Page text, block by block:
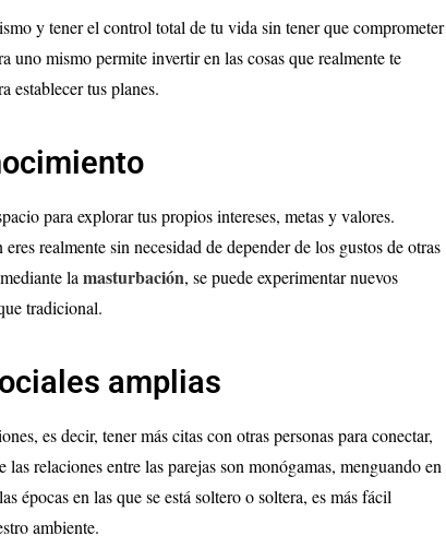
y tener el control total de tu vida sin tener que comprometer
uno mismo permite invertir en las cosas que realmente te
establecer tus planes.
para explorar tus propios intereses, metas y valores.
realmente sin necesidad de depender de los gustos de otras
lamasturbación, se puede experimentar nuevos
tradicional.
amplias
es decir, tener más citas con otras personas para conectar,
relaciones entre las parejas son monógamas, menguando en
épocas en las que se está soltero o soltera, es más fácil
ambiente.